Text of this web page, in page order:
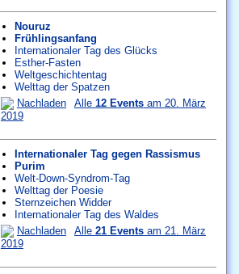
Nouruz
Frühlingsanfang
Internationaler Tag des Glücks
Esther-Fasten
Weltgeschichtentag
Welttag der Spatzen
Nachladen
Alle 12 Eventsam 20. März
2019
Internationaler Tag gegen Rassismus
Purim
Welt-Down-Syndrom-Tag
Welttag der Poesie
Sternzeichen Widder
Internationaler Tag des Waldes
Nachladen
Alle 21 Eventsam 21. März
2019